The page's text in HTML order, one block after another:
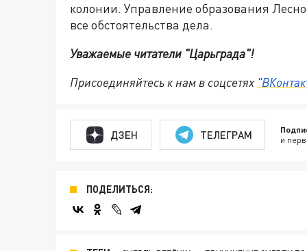
колонии. Управление образования
все обстоятельства дела.
Уважаемые читатели "Царьграда"!
Присоединяйтесь к нам в соцсетях
ДЗЕН ТЕЛЕГРАМ и
ПОДЕЛИТЬСЯ: